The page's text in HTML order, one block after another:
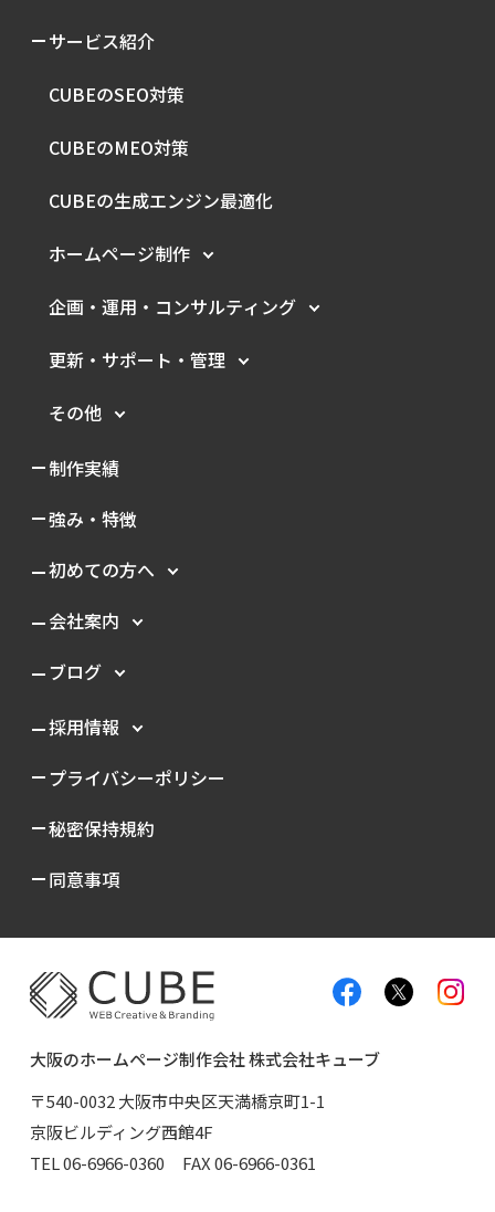
サービス紹介
CUBEのSEO対策
CUBEのMEO対策
CUBEの生成エンジン最適化
ホームページ制作
企画・運用・ コンサルティング
更新・サポート・管理
その他
制作実績
強み・特徴
初めての方へ
会社案内
ブログ
採用情報
プライバシーポリシー
秘密保持規約
同意事項
大阪のホームページ制作会社 株式会社キューブ
〒540-0032 大阪市中央区天満橋京町1-1
京阪ビルディング西館4F
TEL06-6966-0360 FAX 06-6966-0361